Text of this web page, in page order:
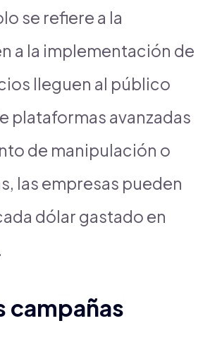
se refiere a la
a la implementación de
lleguen al público
plataformas avanzadas
de manipulación o
las empresas pueden
dólar gastado en
campañas